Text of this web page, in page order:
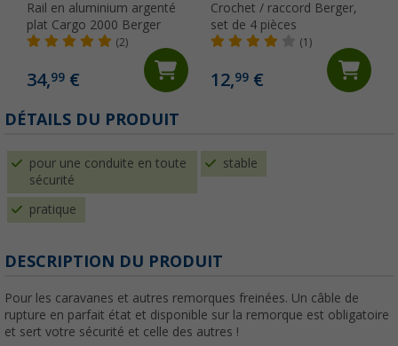
Rail en aluminium argenté
plat Cargo 2000 Berger
(2)
34,99 €
Crochet / raccord Berger,
set de 4 pièces
(1)
12,99€
DÉTAILS DU PRODUIT
pour une conduite en toute
sécurité
stable
pratique
DESCRIPTION DU PRODUIT
Pour les caravanes et autres remorques freinées. Un câble de
rupture en parfait état et disponible sur la remorque est obligatoire
et sert votre sécurité et celle des autres !